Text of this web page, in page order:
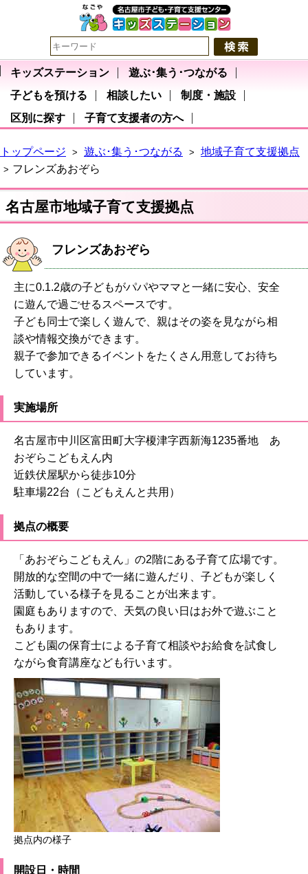
キッズステーション
遊ぶ･集う･つながる
子どもを預ける
相談したい
制度・施設
区別に探す
子育て支援者の方へ
トップページ > 遊ぶ･集う･つながる > 地域子育て支援拠点
> フレンズあおぞら
名古屋市地域子育て支援拠点
フレンズあおぞら
主に0.1.2歳の子どもがパパやママと一緒に安心、安全
に遊んで過ごせるスペースです。
子ども同士で楽しく遊んで、親はその姿を見ながら相
談や情報交換ができます。
親子で参加できるイベントをたくさん用意してお待ち
しています。
実施場所
名古屋市中川区富田町大字榎津字西新海1235番地 あ
おぞらこどもえん内
近鉄伏屋駅から徒歩10分
駐車場22台（こどもえんと共用）
拠点の概要
「あおぞらこどもえん」の2階にある子育て広場です。
開放的な空間の中で一緒に遊んだり、子どもが楽しく
活動している様子を見ることが出来ます。
園庭もありますので、天気の良い日はお外で遊ぶこと
もあります。
こども園の保育士による子育て相談やお給食を試食し
ながら食育講座なども行います。
拠点内の様子
開設日・時間